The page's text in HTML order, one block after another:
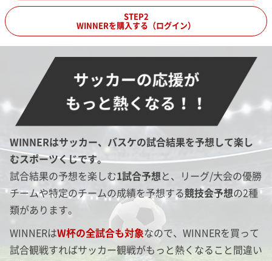
STEP2
WINNERを購入する（ログイン）
サッカーの応援が
もっと熱くなる！！
WINNERはサッカー、バスケの試合結果を予想して楽し
むスポーツくじです。
試合結果の予想を楽しむ1試合予想と、リーグ/大会の優勝
チームや特定のチームの成績を予想する競技会予想の2種
類があります。
WINNERはW杯の全試合も対象なので、WINNERを買って
試合観戦すればサッカー観戦がもっと熱くなること間違い